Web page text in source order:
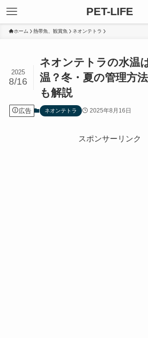
PET-LIFE
ホーム 熱帯魚、観賞魚 ネオンテトラ
ネオンテトラの水温
温？冬・夏の管理方
も解説
2025
8/16
広告 ネオンテトラ 2025年8月16日
スポンサーリンク